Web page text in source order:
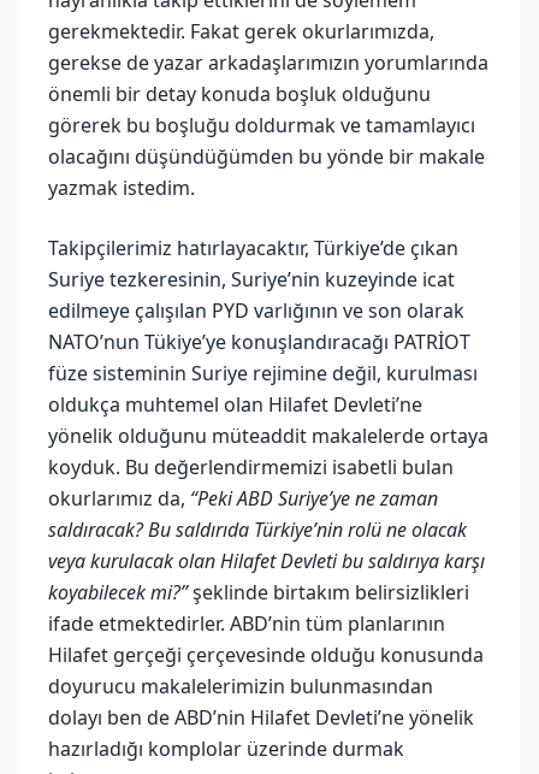
gerekmektedir. Fakat gerek okurlarımızda,
gerekse de yazar arkadaşlarımızın yorumlarında
önemli bir detay konuda boşluk olduğunu
görerek bu boşluğu doldurmak ve tamamlayıcı
olacağını düşündüğümden bu yönde bir makale
yazmak istedim.
Takipçilerimiz hatırlayacaktır, Türkiye’de çıkan
Suriye tezkeresinin, Suriye’nin kuzeyinde icat
edilmeye çalışılan PYD varlığının ve son olarak
NATO’nun Tükiye’ye konuşlandıracağı PATRİOT
füze sisteminin Suriye rejimine değil, kurulması
oldukça muhtemel olan Hilafet Devleti’ne
yönelik olduğunu müteaddit makalelerde ortaya
koyduk. Bu değerlendirmemizi isabetli bulan
okurlarımız da, “Peki ABD Suriye’ye ne zaman
saldıracak? Bu saldırıda Türkiye’nin rolü ne olacak
veya kurulacak olan Hilafet Devleti bu saldırıya karşı
koyabilecek mi?”şeklinde birtakım belirsizlikleri
ifade etmektedirler. ABD’nin tüm planlarının
Hilafet gerçeği çerçevesinde olduğu konusunda
doyurucu makalelerimizin bulunmasından
dolayı ben de ABD’nin Hilafet Devleti’ne yönelik
hazırladığı komplolar üzerinde durmak